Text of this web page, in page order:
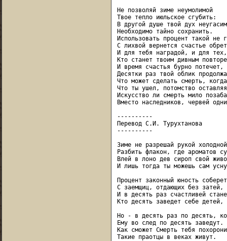
Не позволяй зиме неумолимой
Твое тепло июльское сгубить:
В другой душе твой дух
Необходимо тайно сохранить.
Использовать процент такой не
С лихвой вернется счастье
И для тебя наградой, и для тех,
Кто станет твоим дивным
И время счастья бурно потечет,
Десятки раз твой облик
Что может сделать смерть,
Что ты ушел, потомство
Искусство ли смерть мило
Вместо наследников, червей
----------
Перевод С.И. Турухтанова
----------
Зиме не разрешай рукой холодной
Разбить флакон, где ароматов
Влей в лоно дев сироп свой
И лишь тогда ты можешь сам
Процент законный юность соберет
С заемщиц, отдающих без затей,
И в десять раз счастливей
Кто десять заведет себе детей,
Но - в десять раз по десять,
Ему во след по десять заведут.
Как сможет Смерть тебя
Такие праотцы в веках живут.